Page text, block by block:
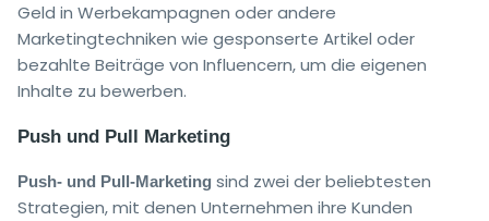
Geld in Werbekampagnen oder andere
Marketingtechniken wie gesponserte Artikel oder
bezahlte Beiträge von Influencern, um die eigenen
Inhalte zu bewerben.
Push und Pull Marketing
Push- und Pull-Marketing sind zwei der beliebtesten
Strategien, mit denen Unternehmen ihre Kunden